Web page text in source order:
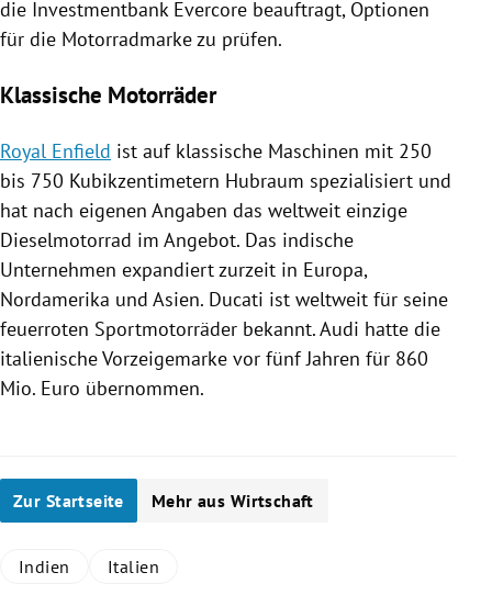
die Investmentbank Evercore beauftragt, Optionen
für die Motorradmarke zu prüfen.
Klassische Motorräder
Royal Enfield ist auf klassische Maschinen mit 250
bis 750 Kubikzentimetern Hubraum spezialisiert und
hat nach eigenen Angaben das weltweit einzige
Dieselmotorrad im Angebot. Das indische
Unternehmen expandiert zurzeit in Europa,
Nordamerika und Asien. Ducati ist weltweit für seine
feuerroten Sportmotorräder bekannt. Audi hatte die
italienische Vorzeigemarke vor fünf Jahren für 860
Mio. Euro übernommen.
Zur Startseite Mehr aus Wirtschaft
Indien Italien